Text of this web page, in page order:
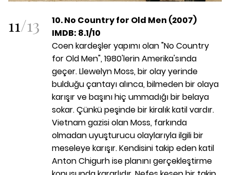
11/13
10. No Country for Old Men (2007)
IMDB: 8.1/10
Coen kardeşler yapımı olan "No Country
for Old Men", 1980'lerin Amerika'sında
geçer. Llewelyn Moss, bir olay yerinde
bulduğu çantayı alınca, bilmeden bir olaya
karışır ve başını hiç ummadığı bir belaya
sokar. Çünkü peşinde bir kiralık katil vardır.
Vietnam gazisi olan Moss, farkında
olmadan uyuşturucu olaylarıyla ilgili bir
meseleye karışır. Kendisini takip eden katil
Anton Chigurh ise planını gerçekleştirme